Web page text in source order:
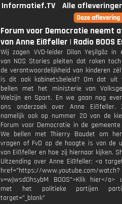
Informatief.TV
Alle
Forum voor Democratie neemt
van Anne Eißfeller | Radio BOOS
Wij zagen VVD-leider Dilan Yeşilgöz in
van NOS Stories pleiten dat roken
de verantwoordelijkheid van kinderen
is dit ook kabinetsbeleid? Om dat uit
bellen met het ministerie van
Welzijn en Sport. En we gaan nog
ons onderzoek over Anne Eiẞfeller.
namelijk ook op nummer 20 van de
Forum voor Democratie in de gemeente
We bellen met Thierry Baudet om
vragen of FvD op de hoogte is van de
van Eiẞfeller en hoe zij hiernaar kijken.
Uitzending over Anne Eißfeller: <a
href="https://www.youtube.com/watch?
v=wjwsdOhsybM BOOS">Klik hier</a>
met het politieke partijen
target="_blank"